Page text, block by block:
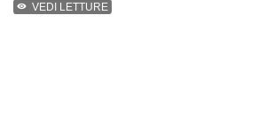
VEDI LETTURE